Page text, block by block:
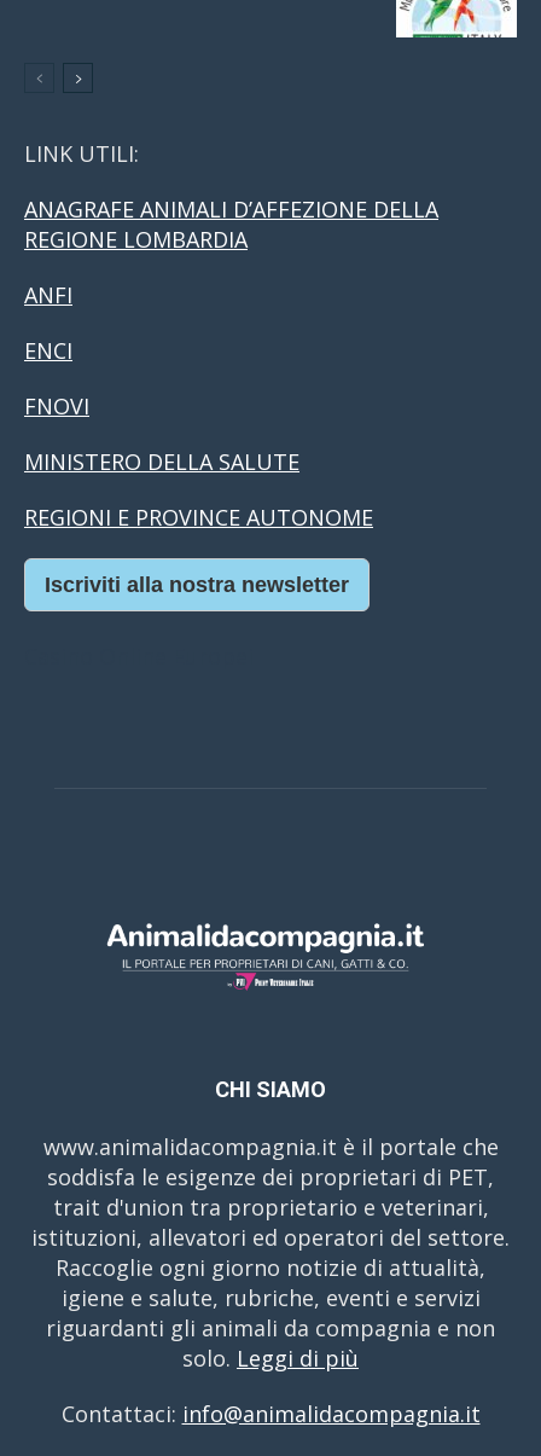
LINK UTILI:
ANAGRAFE ANIMALI D’AFFEZIONE DELLA
REGIONE LOMBARDIA
ANFI
ENCI
FNOVI
MINISTERO DELLA SALUTE
REGIONI E PROVINCE AUTONOME
Iscriviti alla nostra newsletter
CHI SIAMO
www.animalidacompagnia.it è il portale che
soddisfa le esigenze dei proprietari di PET,
trait d'union tra proprietario e veterinari,
istituzioni, allevatori ed operatori del settore.
Raccoglie ogni giorno notizie di attualità,
igiene e salute, rubriche, eventi e servizi
riguardanti gli animali da compagnia e non
solo. Leggi di più
Contattaci: info@animalidacompagnia.it